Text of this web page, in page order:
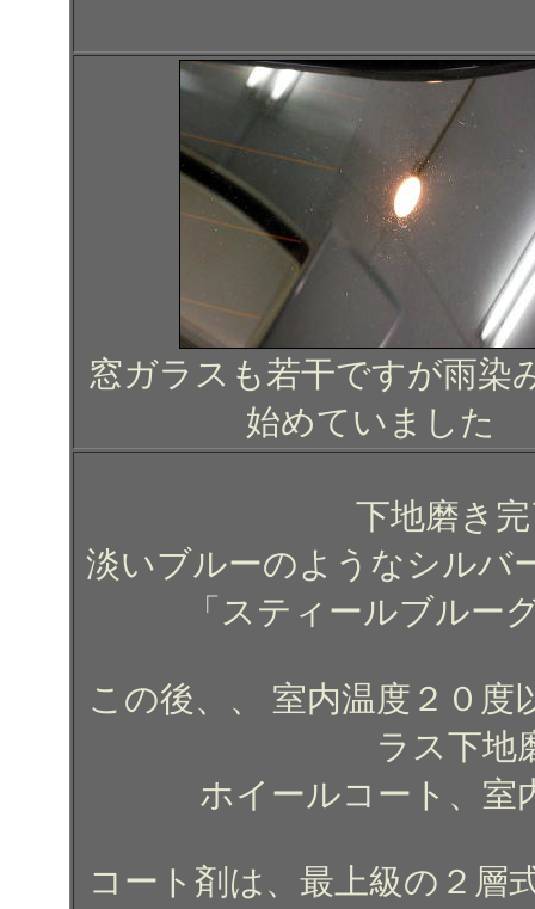
窓ガラスも若干ですが雨染
始めていました
下地磨き
淡いブルーのようなシルバ
「スティールブルー
この後、、 室内温度２０
ラス下地
ホイールコート、室
コート剤は、最上級の２層